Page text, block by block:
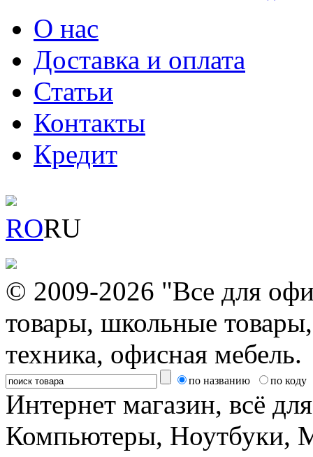
О нас
Доставка и оплата
Статьи
Контакты
Кредит
RORU
© 2009-2026 "Все для
товары, школьные
техника, офисная мебель.
по названию по коду
Интернет магазин, всё
Компьютеры, Ноутбуки,